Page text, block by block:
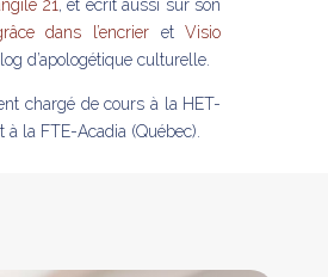
21, et écrit aussi sur son
dans l’encrier etVisio
d’apologétique culturelle.
chargé de cours à la HET-
à la FTE-Acadia (Québec).